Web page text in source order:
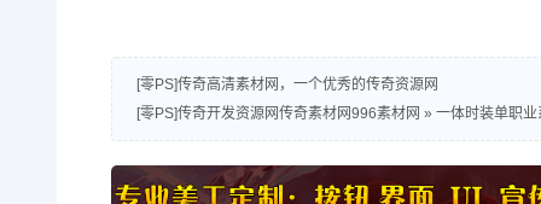
[零PS]传奇高清素材网，一个优秀的传奇资源网
[零PS]传奇开发资源网传奇素材网996素材网 » 一体时装单职